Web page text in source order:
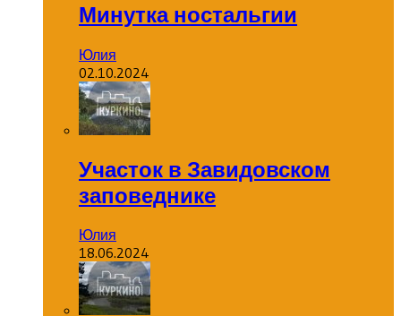
Минутка ностальгии
Юлия
02.10.2024
Участок в Завидовском
заповеднике
Юлия
18.06.2024